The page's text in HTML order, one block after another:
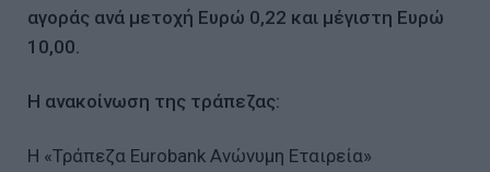
αγοράς ανά μετοχή Ευρώ 0,22 και μέγιστη Ευρώ
10,00.
Η ανακοίνωση της τράπεζας:
Η «Τράπεζα Eurobank Ανώνυμη Εταιρεία»